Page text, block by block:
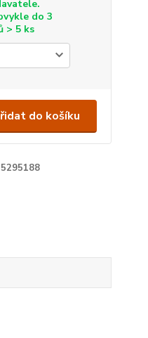
do 3
> 5 ks
do košíku
5295188